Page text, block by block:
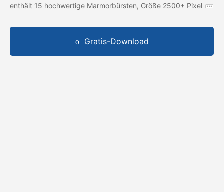
enthält 15 hochwertige Marmorbürsten, Größe 2500+ Pixel
Gratis-Download